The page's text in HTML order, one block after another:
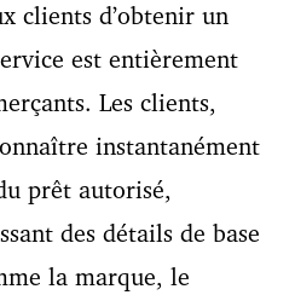
clients d’obtenir un
est entièrement
Les clients,
instantanément
prêt autorisé,
des détails de base
la marque, le